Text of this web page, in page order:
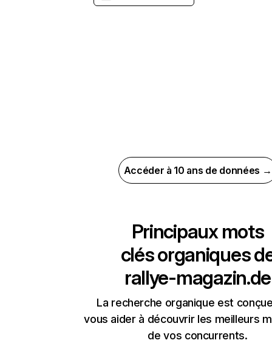
Accéder à 10 ans de données →
Principaux mots
clés organiques
rallye-magazin.de
La recherche organique est
vous aider à découvrir les meilleurs
de vos concurrents.